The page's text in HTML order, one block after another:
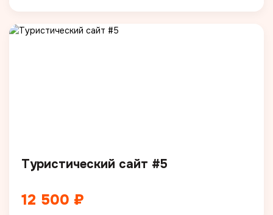
Туристический сайт #5
12 500 ₽